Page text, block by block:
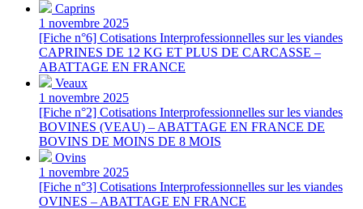
Caprins
1 novembre 2025
[Fiche n°6] Cotisations Interprofessionnelles sur les viandes
CAPRINES DE 12 KG ET PLUS DE CARCASSE –
ABATTAGE EN FRANCE
Veaux
1 novembre 2025
[Fiche n°2] Cotisations Interprofessionnelles sur les viandes
BOVINES (VEAU) – ABATTAGE EN FRANCE DE
BOVINS DE MOINS DE 8 MOIS
Ovins
1 novembre 2025
[Fiche n°3] Cotisations Interprofessionnelles sur les viandes
OVINES – ABATTAGE EN FRANCE